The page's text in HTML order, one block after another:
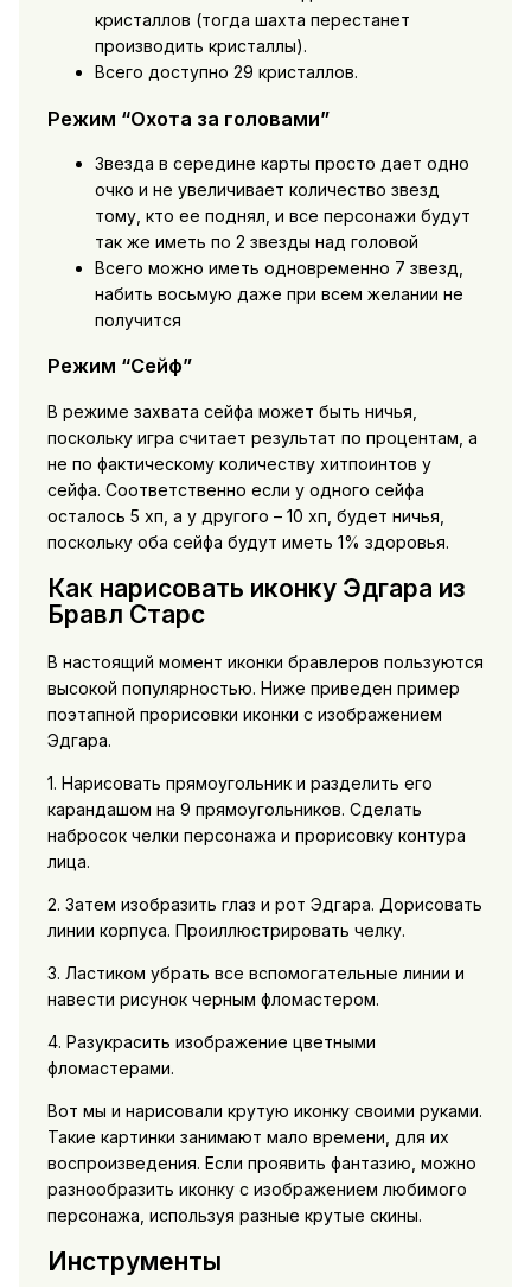
кристаллов (тогда шахта перестанет
производить кристаллы).
Всего доступно 29 кристаллов.
Режим “Охота за головами”
Звезда в середине карты просто дает одно
очко и не увеличивает количество звезд
тому, кто ее поднял, и все персонажи будут
так же иметь по 2 звезды над головой
Всего можно иметь одновременно 7 звезд,
набить восьмую даже при всем желании не
получится
Режим “Сейф”
В режиме захвата сейфа может быть ничья,
поскольку игра считает результат по процентам, а
не по фактическому количеству хитпоинтов у
сейфа. Соответственно если у одного сейфа
осталось 5 хп, а у другого – 10 хп, будет ничья,
поскольку оба сейфа будут иметь 1% здоровья.
Как нарисовать иконку Эдгара из
Бравл Старс
В настоящий момент иконки бравлеров пользуются
высокой популярностью. Ниже приведен пример
поэтапной прорисовки иконки с изображением
Эдгара.
1. Нарисовать прямоугольник и разделить его
карандашом на 9 прямоугольников. Сделать
набросок челки персонажа и прорисовку контура
лица.
2. Затем изобразить глаз и рот Эдгара. Дорисовать
линии корпуса. Проиллюстрировать челку.
3. Ластиком убрать все вспомогательные линии и
навести рисунок черным фломастером.
4. Разукрасить изображение цветными
фломастерами.
Вот мы и нарисовали крутую иконку своими руками.
Такие картинки занимают мало времени, для их
воспроизведения. Если проявить фантазию, можно
разнообразить иконку с изображением любимого
персонажа, используя разные крутые скины.
Инструменты